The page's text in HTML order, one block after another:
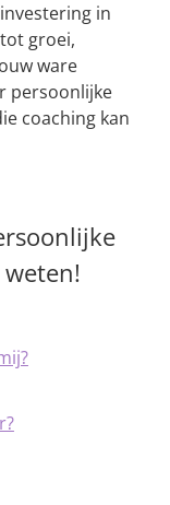
in
groei,
ware
persoonlijke
coaching kan